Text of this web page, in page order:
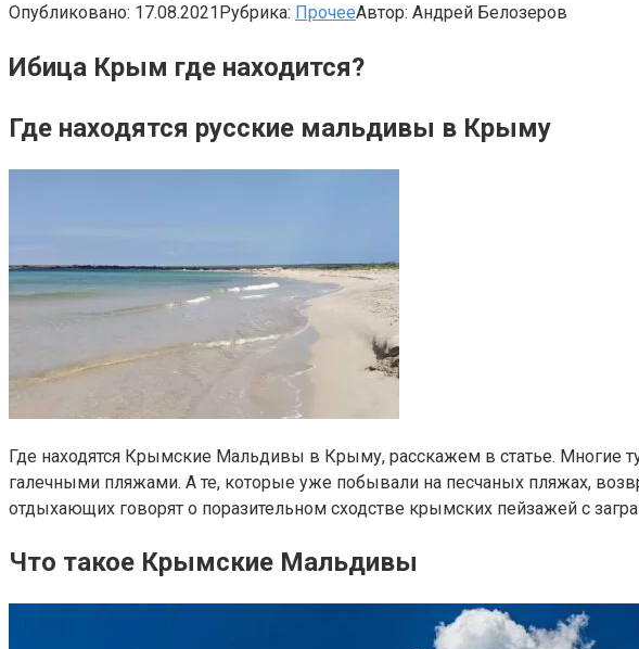
Опубликовано: 17.08.2021Рубрика: ПрочееАвтор: Андрей Белозеров
Ибица Крым где находится?
Где находятся русские мальдивы в Крыму
Где находятся Крымские Мальдивы в Крыму, расскажем в статье. Многие
галечными пляжами. А те, которые уже побывали на песчаных пляжах,
отдыхающих говорят о поразительном сходстве крымских пейзажей с
Что такое Крымские Мальдивы